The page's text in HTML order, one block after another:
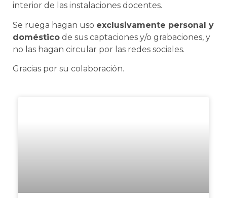
interior de las instalaciones docentes.
Se ruega hagan uso exclusivamente personal y
doméstico de sus captaciones y/o grabaciones, y
no las hagan circular por las redes sociales.
Gracias por su colaboración.